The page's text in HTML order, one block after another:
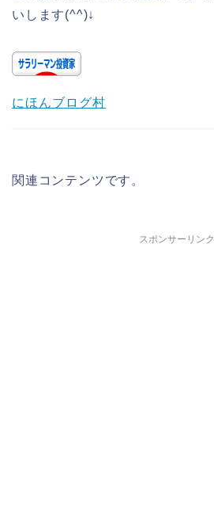
いします(^^)↓
にほんブログ村
関連コンテンツです。
スポンサーリンク